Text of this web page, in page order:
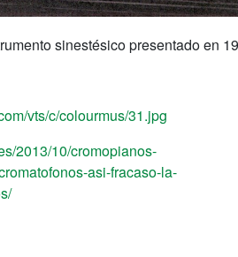
sinestésico presentado en
vts/c/colourmus/31.jpg
2013/10/cromopianos-
asi-fracaso-la-